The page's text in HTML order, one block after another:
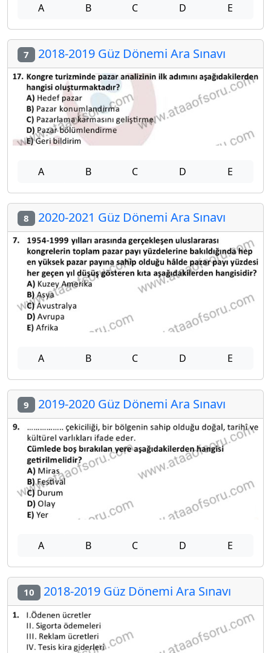
A B C D E
7 2018-2019 Güz Dönemi Ara Sınavı
A B C D E
8 2020-2021 Güz Dönemi Ara Sınavı
A B C D E
9 2019-2020 Güz Dönemi Ara Sınavı
A B C D E
10 2018-2019 Güz Dönemi Ara Sınavı